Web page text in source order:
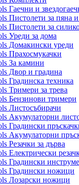
Гаечни и
Пистолети за пяна
Пистолети за
Уреди за дома
Домакински уреди
Прахосмукачки
За камини
Двор и градина
Градинска техника
Тримери за трева
Бензинови тримери
Листосъбирачи
Акумулаторни
Градински
Акумулаторни
Резачки за дърва
Електрически
Градински
Градински ножици
Лозарски ножици